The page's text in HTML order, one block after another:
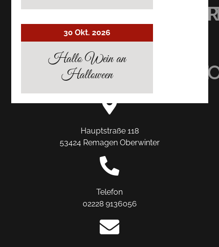
RESTAURANT
AUF
TRIPADVISOR
AUF
INSTAGRAM
AUF
Hauptstraße 118
53424 Remagen Oberwinter
Telefon
02228 9136056
30 Okt. 2026
Hallo Wein an
Halloween